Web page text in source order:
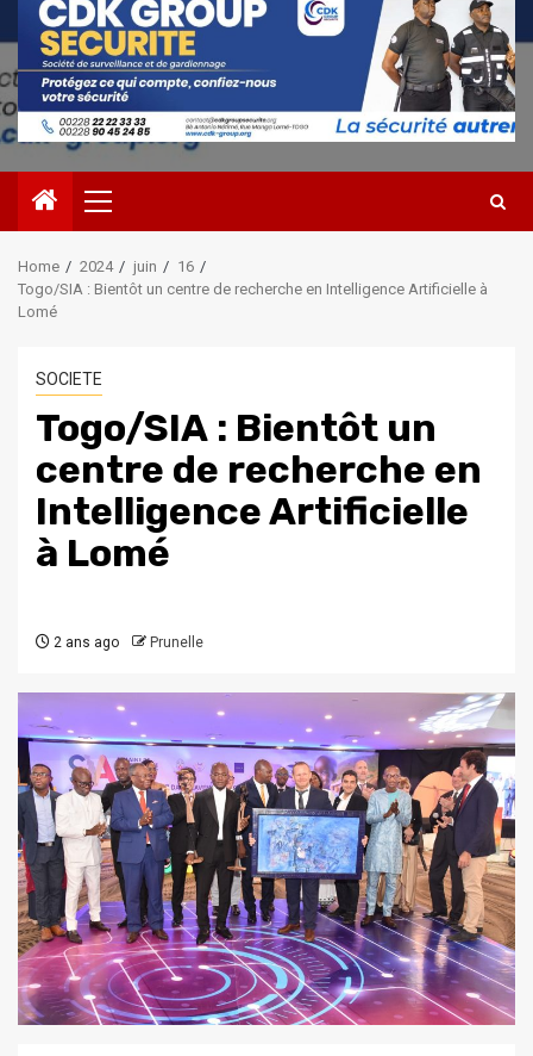
Primary
Menu
Home 2024 juin
16
Togo/SIA : Bientôt un centre de recherche en Intelligence Artificielle à
Lomé
SOCIETE
Togo/SIA : Bientôt un
centre de recherche en
Intelligence Artificielle
à Lomé
2 ans ago Prunelle